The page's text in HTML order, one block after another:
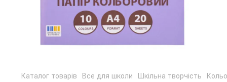
Каталог товарів Все для школи Шкільна творчість